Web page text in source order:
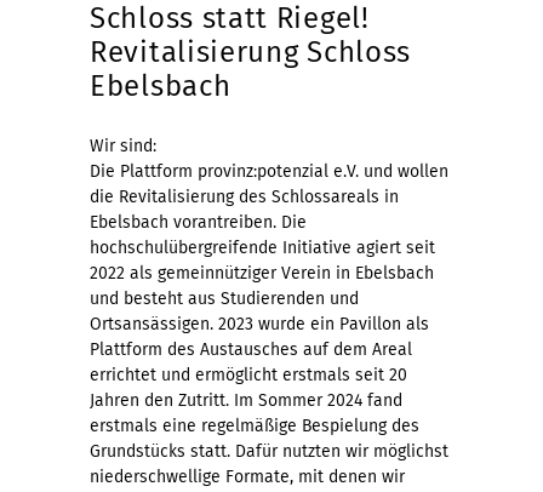
Schloss statt Riegel!
Revitalisierung Schloss
Ebelsbach
Wir sind:
Die Plattform provinz:potenzial e.V. und wollen
die Revitalisierung des Schlossareals in
Ebelsbach vorantreiben. Die
hochschulübergreifende Initiative agiert seit
2022 als gemeinnütziger Verein in Ebelsbach
und besteht aus Studierenden und
Ortsansässigen. 2023 wurde ein Pavillon als
Plattform des Austausches auf dem Areal
errichtet und ermöglicht erstmals seit 20
Jahren den Zutritt. Im Sommer 2024 fand
erstmals eine regelmäßige Bespielung des
Grundstücks statt. Dafür nutzten wir möglichst
niederschwellige Formate, mit denen wir